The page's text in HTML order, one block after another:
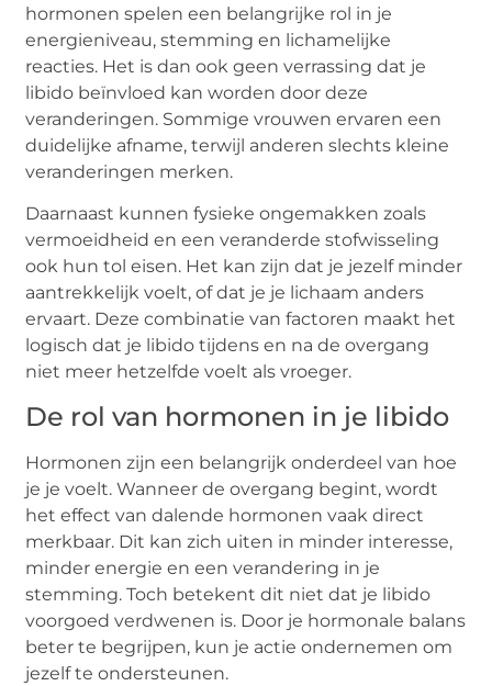
hormonen spelen een belangrijke rol in je
energieniveau, stemming en lichamelijke
reacties. Het is dan ook geen verrassing dat je
libido beïnvloed kan worden door deze
veranderingen. Sommige vrouwen ervaren een
duidelijke afname, terwijl anderen slechts kleine
veranderingen merken.
Daarnaast kunnen fysieke ongemakken zoals
vermoeidheid en een veranderde stofwisseling
ook hun tol eisen. Het kan zijn dat je jezelf minder
aantrekkelijk voelt, of dat je je lichaam anders
ervaart. Deze combinatie van factoren maakt het
logisch dat je libido tijdens en na de overgang
niet meer hetzelfde voelt als vroeger.
De rol van hormonen in je libido
Hormonen zijn een belangrijk onderdeel van hoe
je je voelt. Wanneer de overgang begint, wordt
het effect van dalende hormonen vaak direct
merkbaar. Dit kan zich uiten in minder interesse,
minder energie en een verandering in je
stemming. Toch betekent dit niet dat je libido
voorgoed verdwenen is. Door je hormonale balans
beter te begrijpen, kun je actie ondernemen om
jezelf te ondersteunen.